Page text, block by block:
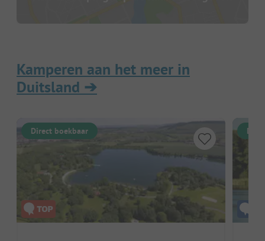
Kamperen aan het meer in
Duitsland ➔
Direct boekbaar